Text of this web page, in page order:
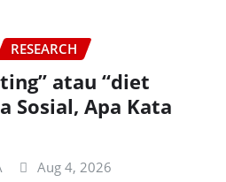
RESEARCH
atau “diet
Sosial, Apa Kata
Aug 4, 2026